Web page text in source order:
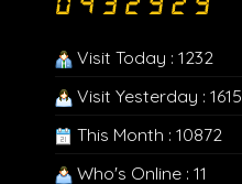
Visit Today : 1232
Visit Yesterday : 1615
This Month : 10872
Who's Online : 11